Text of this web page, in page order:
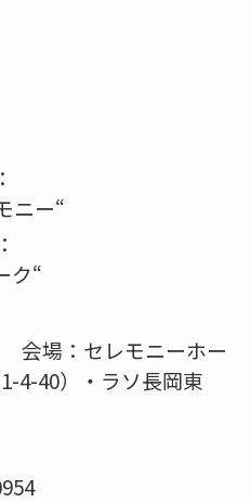
ニー“
ク“
会場：セレモニーホー
4-40）・ラソ長岡東